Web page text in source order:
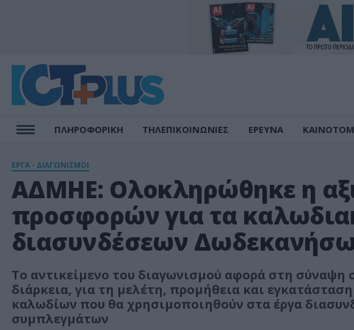
ΠΛΗΡΟΦΟΡΙΚΗ ΤΗΛΕΠΙΚΟΙΝΩΝΙΕΣ ΕΡΕΥΝΑ
ΕΡΓΑ - ΔΙΑΓΩΝΙΣΜΟΙ
ΑΔΜΗΕ: Ολοκληρώθηκε η
προσφορών για τα
διασυνδέσεων
Το αντικείμενο του διαγωνισμού αφορά στη σύναψη
διάρκεια, για τη μελέτη, προμήθεια και
καλωδίων που θα χρησιμοποιηθούν στα έργα
συμπλεγμάτων